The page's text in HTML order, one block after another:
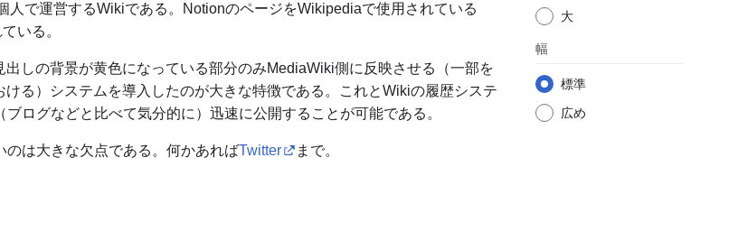
大
幅
標準
広め
人で運営するWikiである。NotionのページをWikipediaで使用されている
いる。
しの背景が黄色になっている部分のみMediaWiki側に反映させる（一部を
る）システムを導入したのが大きな特徴である。これとWikiの履歴システ
ログなどと比べて気分的に）迅速に公開することが可能である。
は大きな欠点である。何かあればTwitter まで。